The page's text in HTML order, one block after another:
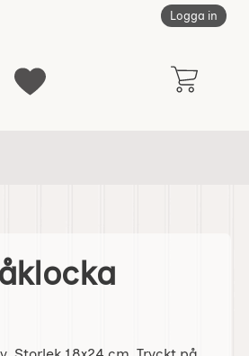
Logga in
Mina favoriter